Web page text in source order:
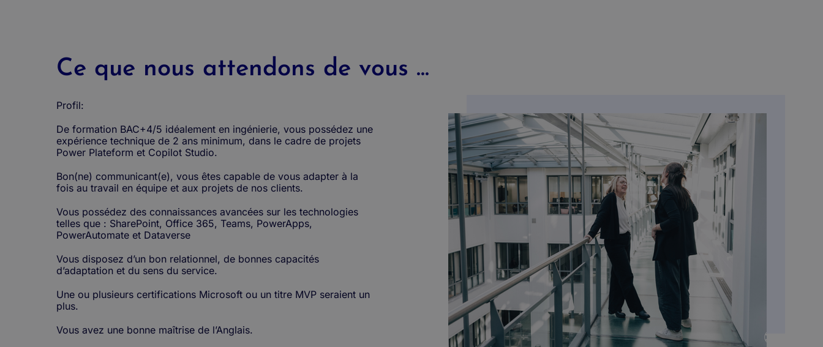
Ce que nous attendons de vous ...
Profil:
De formation BAC+4/5 idéalement en ingénierie, vous possédez une
expérience technique de 2 ans minimum, dans le cadre de projets
Power Plateform et Copilot Studio.
Bon(ne) communicant(e), vous êtes capable de vous adapter à la
fois au travail en équipe et aux projets de nos clients.
Vous possédez des connaissances avancées sur les technologies
telles que : SharePoint, Office 365, Teams, PowerApps,
PowerAutomate et Dataverse
Vous disposez d’un bon relationnel, de bonnes capacités
d’adaptation et du sens du service.
Une ou plusieurs certifications Microsoft ou un titre MVP seraient un
plus.
Vous avez une bonne maîtrise de l’Anglais.